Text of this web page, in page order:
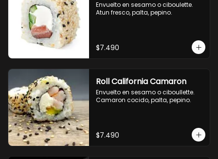
Envuelto en sesamo o ciboulette.
Atun fresco, palta, pepino.
$7.490
Roll California Camaron
Envuelto en sesamo o ciboullette.
Camaron cocido, palta, pepino.
$7.490